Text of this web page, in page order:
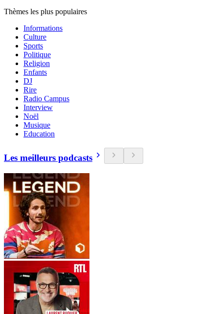
Thèmes les plus populaires
Informations
Culture
Sports
Politique
Religion
Enfants
DJ
Rire
Radio Campus
Interview
Noël
Musique
Education
Les meilleurs podcasts